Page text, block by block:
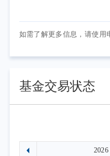
如需了解更多信息，请使用
基金交易状态